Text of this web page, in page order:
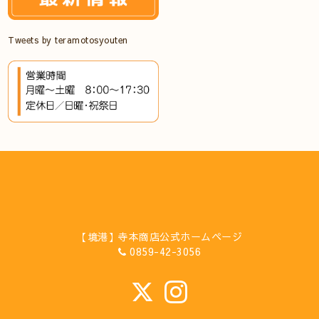
Tweets by teramotosyouten
【境港】寺本商店公式ホームページ
0859-42-3056